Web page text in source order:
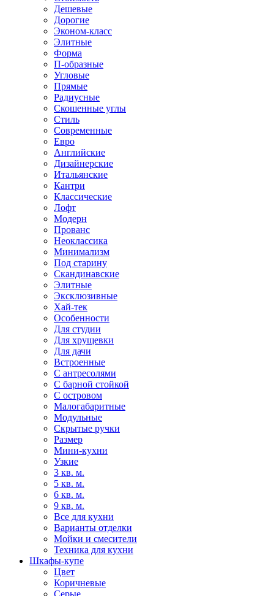
Дешевые
Дорогие
Эконом-класс
Элитные
Форма
П-образные
Угловые
Прямые
Радиусные
Скошенные углы
Стиль
Современные
Евро
Английские
Дизайнерские
Итальянские
Кантри
Классические
Лофт
Модерн
Прованс
Неоклассика
Минимализм
Под старину
Скандинавские
Элитные
Эксклюзивные
Хай-тек
Особенности
Для студии
Для хрущевки
Для дачи
Встроенные
С антресолями
С барной стойкой
С островом
Малогабаритные
Модульные
Скрытые ручки
Размер
Мини-кухни
Узкие
3 кв. м.
5 кв. м.
6 кв. м.
9 кв. м.
Все для кухни
Варианты отделки
Мойки и смесители
Техника для кухни
Шкафы-купе
Цвет
Коричневые
Серые